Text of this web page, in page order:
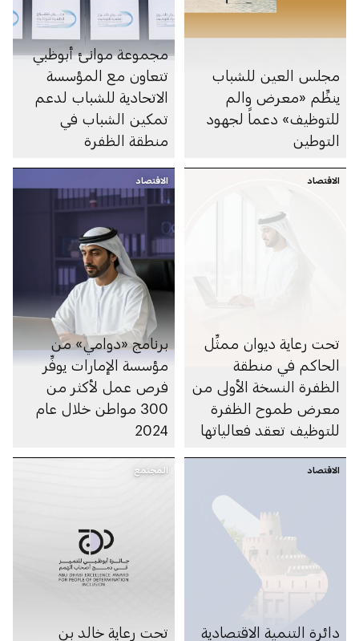
مجلس العين للشباب
ينظِّم «معرض والم
للتوظيف» دعماً لجهود
التوطين
مجموعة موانئ أبوظبي
تتعاون مع المؤسسة
الاتحادية للشباب لدعم
تمكين الشباب في
منطقة الظفرة
الاقتصاد
تحت رعاية ديوان ممثِّل
الحاكم في منطقة
الظفرة النسخة الأولى من
معرض طموح الظفرة
للتوظيف تعقد فعالياتها
الاقتصاد
برنامج «دوامي» من
مؤسسة الإمارات يوفِّر
فرص عمل لأكثر من
300 مواطن خلال عام
2024
الاقتصاد
دائرة التنمية الاقتصادية
المجتمع
تحت رعاية خالد بن